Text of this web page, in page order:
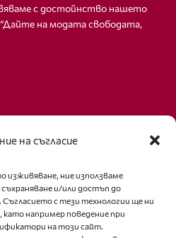
на съгласие
изживяване, ние използваме
и/или достъп до
с тези технологии ще ни
например поведение при
на този сайт.
с достойнство нашето
на модата свободата,